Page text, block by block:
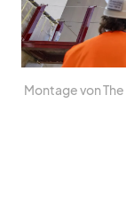
Mon­tage von The